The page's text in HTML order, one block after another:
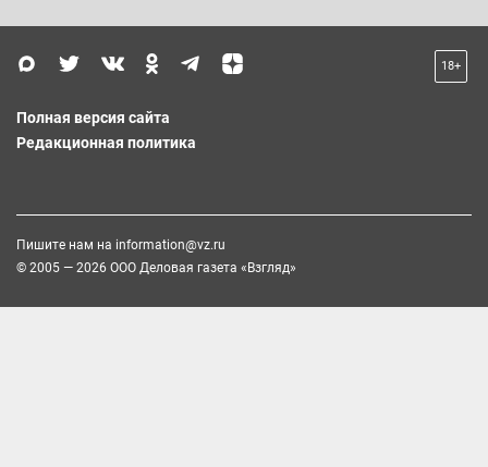
18+
Полная версия сайта
Редакционная политика
Пишите нам на information@vz.ru
© 2005 — 2026 ООО Деловая газета «Взгляд»